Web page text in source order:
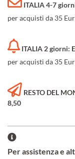
ITALIA 4-7
per acquisti da 35
ITALIA 2 giorni:
per acquisti da 35
RESTO DEL
8,50
Per assistenza e